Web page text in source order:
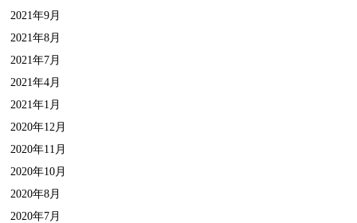
2021年9月
2021年8月
2021年7月
2021年4月
2021年1月
2020年12月
2020年11月
2020年10月
2020年8月
2020年7月